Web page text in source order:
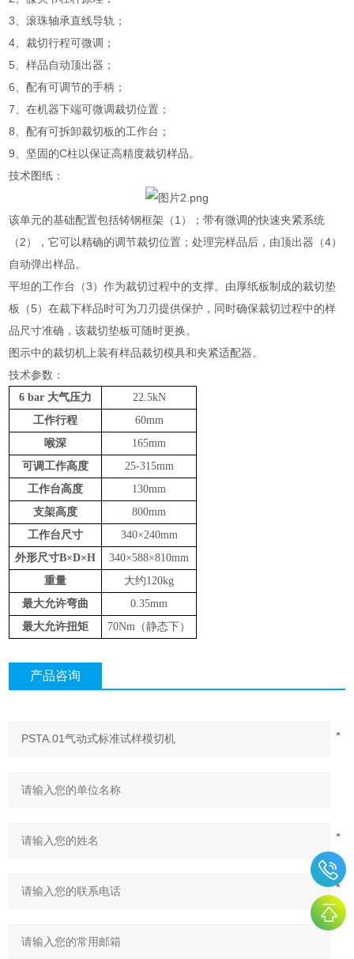
3、滚珠轴承直线导轨；
4、裁切行程可微调；
5、样品自动顶出器；
6、配有可调节的手柄；
7、在机器下端可微调裁切位置；
8、配有可拆卸裁切板的工作台；
9、坚固的C柱以保证高精度裁切样品。
技术图纸：
该单元的基础配置包括铸钢框架（1）；带有微调的快速夹紧系统
（2），它可以精确的调节裁切位置；处理完样品后，由顶出器（4）
自动弹出样品。
平坦的工作台（3）作为裁切过程中的支撑。由厚纸板制成的裁切垫
板（5）在裁下样品时可为刀刃提供保护，同时确保裁切过程中的样
品尺寸准确，该裁切垫板可随时更换。
图示中的裁切机上装有样品裁切模具和夹紧适配器。
技术参数：
6 bar 大气压力
22.5kN
工作行程
60mm
喉深
165mm
可调工作高度
25-315mm
工作台高度
130mm
支架高度
800mm
工作台尺寸
340×240mm
外形尺寸B×D×H
340×588×810mm
重量
大约120kg
最大允许弯曲
0.35mm
最大允许扭矩
70Nm（静态下）
产品咨询